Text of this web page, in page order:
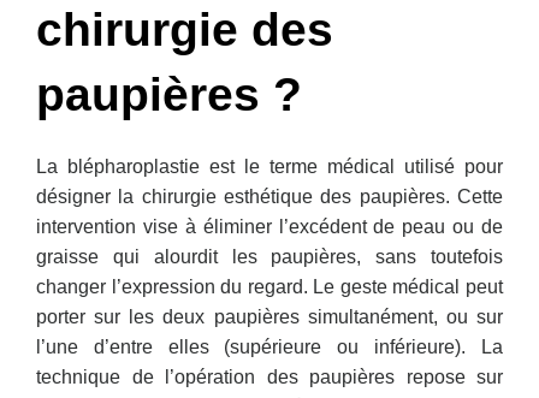
chirurgie des
paupières ?
La blépharoplastie est le terme médical utilisé pour
désigner la chirurgie esthétique des paupières. Cette
intervention vise à éliminer l’excédent de peau ou de
graisse qui alourdit les paupières, sans toutefois
changer l’expression du regard. Le geste médical peut
porter sur les deux paupières simultanément, ou sur
l’une d’entre elles (supérieure ou inférieure). La
technique de l’opération des paupières repose sur